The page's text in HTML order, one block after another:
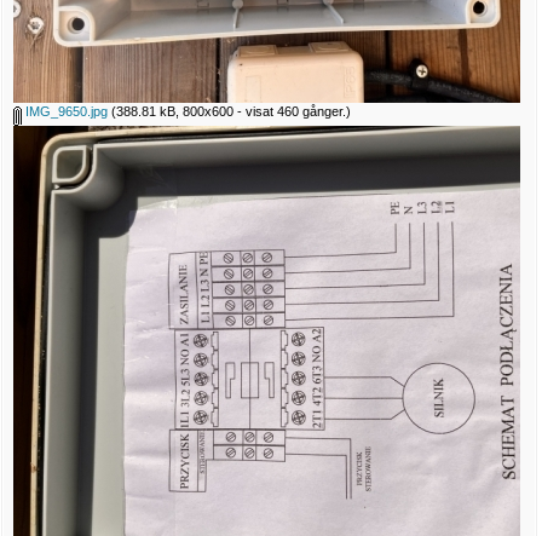
IMG_9650.jpg (388.81 kB, 800x600 - visat 460 gånger.)